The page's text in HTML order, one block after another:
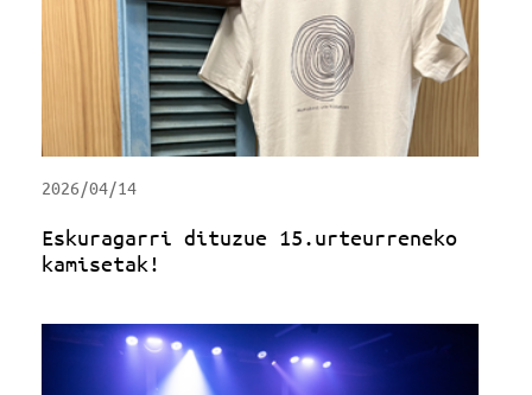
2026/04/14
Eskuragarri dituzue 15.urteurreneko
kamisetak!